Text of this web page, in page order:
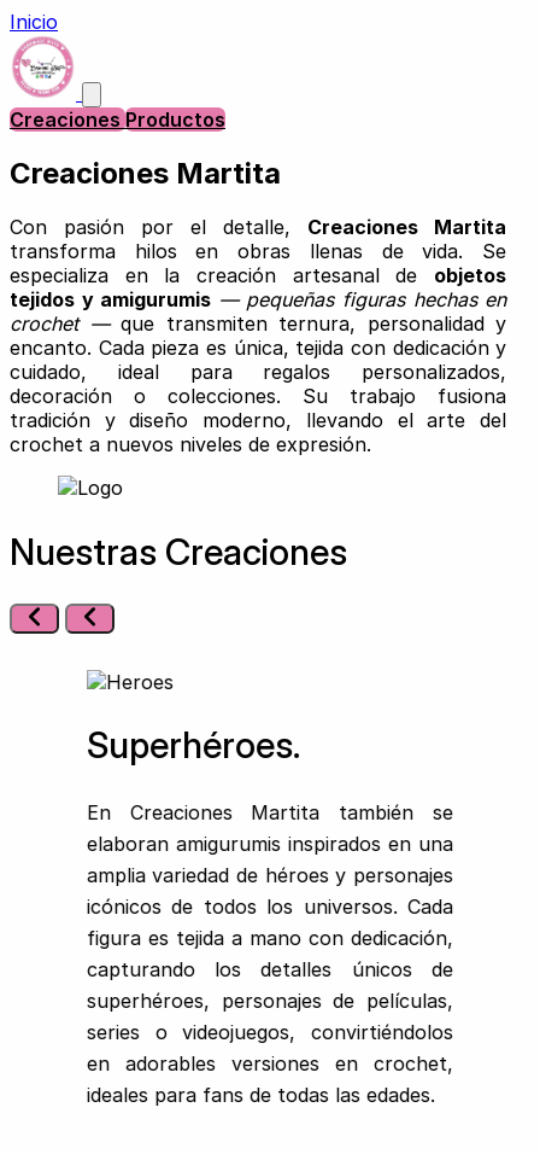
Inicio
CreacionesProductos
Creaciones Martita
Con pasión por el detalle, Creaciones Martita
transforma hilos en obras llenas de vida. Se
especializa en la creación artesanal de objetos
tejidos y amigurumis — pequeñas figuras hechas en
crochet —que transmiten ternura, personalidad y
encanto. Cada pieza es única, tejida con dedicación y
cuidado, ideal para regalos personalizados,
decoración o colecciones. Su trabajo fusiona
tradición y diseño moderno, llevando el arte del
crochet a nuevos niveles de expresión.
Nuestras Creaciones
Superhéroes.
En Creaciones Martita también se
elaboran amigurumis inspirados en una
amplia variedad de héroes y personajes
icónicos de todos los universos. Cada
figura es tejida a mano con dedicación,
capturando los detalles únicos de
superhéroes, personajes de películas,
series o videojuegos, convirtiéndolos
en adorables versiones en crochet,
ideales para fans de todas las edades.